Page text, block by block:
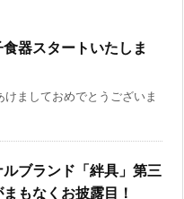
器スタートいたしま
けましておめでとうございま
ブランド「絆具」第三
もなくお披露目！